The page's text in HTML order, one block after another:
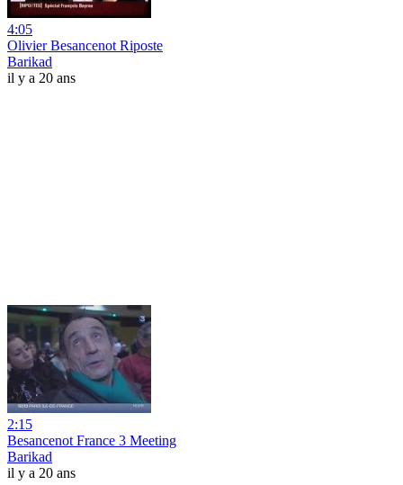
4:05
Olivier Besancenot Riposte
Barikad
il y a 20 ans
2:15
Besancenot France 3 Meeting
Barikad
il y a 20 ans